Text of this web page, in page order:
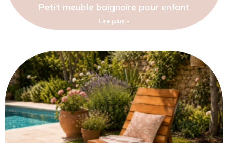
Petit meuble baignoire pour enfant
Lire plus »